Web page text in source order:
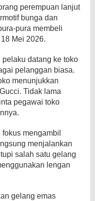
perempuan lanjut
bunga dan
pura membeli
Mei 2026.
datang ke toko
pelanggan biasa.
menunjukkan
Tidak lama
pegawai toko
mengambil
menjalankan
salah satu gelang
lengan
gelang emas